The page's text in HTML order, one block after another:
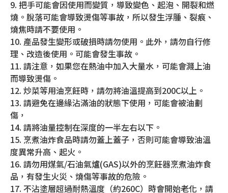
9. 把手可能會因使用而變質，導致變色、起泡、開裂和燃
燒。脫落可能會導致燙傷等事故，所以發生浮腫、裂痕、
燒焦時請不要使用。
10. 產品發生變形或破損時請勿使用。此外，請勿自行修
理、改造後使用。可能會發生事故。
11. 請注意，如果您在熱油中加入大量水，可能會濺上油
而導致燙傷。
12. 炒菜等用油烹飪時，請勿將油溫提高到200C以上。
13. 請避免在邊緣沾滿油的狀態下使用，可能會被油劃
傷，
14. 請將油量控制在深度的一半左右以下。
15. 烹煮油炸食品時請勿蓋上蓋子，否則可能會導致油溫
度異常升高、起火。
16. 請勿用煤氣/石油氣爐(GAS)以外的烹飪器烹煮油炸食
品，有發生火災、燒傷等事故的危險。
17. 不沾塗層超過耐熱溫度（約260C）時會開始老化，請